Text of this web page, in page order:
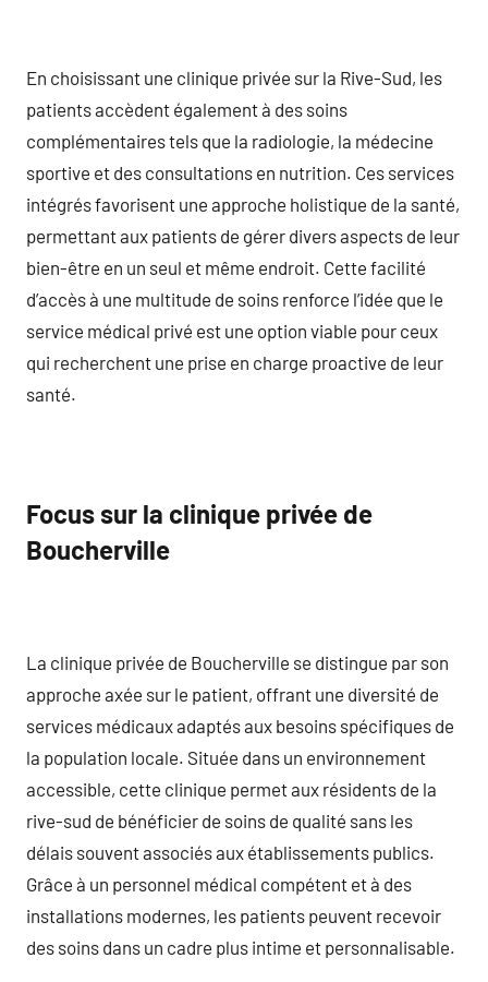
En choisissant une clinique privée sur la Rive-Sud, les
patients accèdent également à des soins
complémentaires tels que la radiologie, la médecine
sportive et des consultations en nutrition. Ces services
intégrés favorisent une approche holistique de la santé,
permettant aux patients de gérer divers aspects de leur
bien-être en un seul et même endroit. Cette facilité
d’accès à une multitude de soins renforce l’idée que le
service médical privé est une option viable pour ceux
qui recherchent une prise en charge proactive de leur
santé.
Focus sur la clinique privée de
Boucherville
La clinique privée de Boucherville se distingue par son
approche axée sur le patient, offrant une diversité de
services médicaux adaptés aux besoins spécifiques de
la population locale. Située dans un environnement
accessible, cette clinique permet aux résidents de la
rive-sud de bénéficier de soins de qualité sans les
délais souvent associés aux établissements publics.
Grâce à un personnel médical compétent et à des
installations modernes, les patients peuvent recevoir
des soins dans un cadre plus intime et personnalisable.